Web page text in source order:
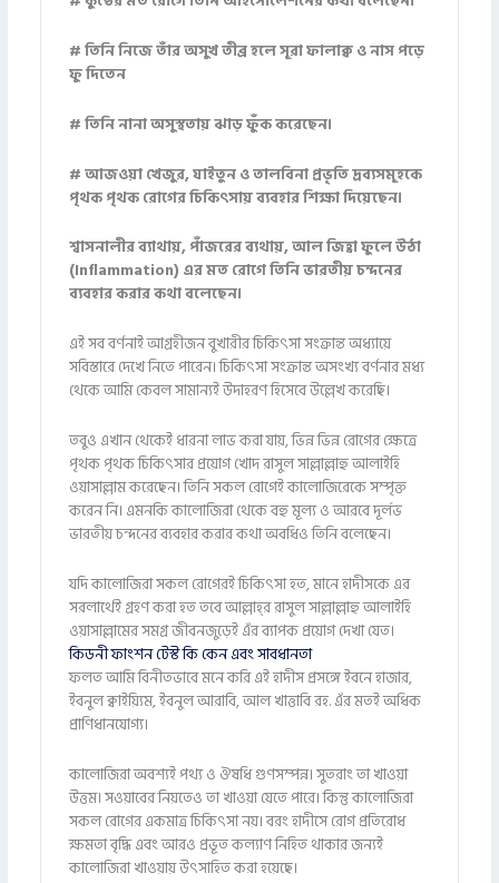
# তিনি নিজে তাঁর অসুখ তীব্র হলে সূরা ফালাক্ব ও নাস পড়ে
ফু দিতেন
# তিনি নানা অসুস্থতায় ঝাড় ফুঁক করেছেন।
# আজওয়া খেজুর, যাইতুন ও তালবিনা প্রভৃতি দ্রব্যসমূহকে
পৃথক পৃথক রোগের চিকিৎসায় ব্যবহার শিক্ষা দিয়েছেন।
শ্বাসনালীর ব্যাথায়, পাঁজরের ব্যথায়, আল জিহ্বা ফুলে উঠা
(Inflammation) এর মত রোগে তিনি ভারতীয় চন্দনের
ব্যবহার করার কথা বলেছেন।
এই সব বর্ণনাই আগ্রহীজন বুখারীর চিকিৎসা সংক্রান্ত অধ্যায়ে
সবিস্তারে দেখে নিতে পারেন। চিকিৎসা সংক্রান্ত অসংখ্য বর্ণনার মধ্য
থেকে আমি কেবল সামান্যই উদাহরণ হিসেবে উল্লেখ করেছি।
তবুও এখান থেকেই ধারনা লাভ করা যায়, ভিন্ন ভিন্ন রোগের ক্ষেত্রে
পৃথক পৃথক চিকিৎসার প্রয়োগ খোদ রাসুল সাল্লাল্লাহু আলাইহি
ওয়াসাল্লাম করেছেন। তিনি সকল রোগেই কালোজিরেকে সম্পৃক্ত
করেন নি। এমনকি কালোজিরা থেকে বহু মূল্য ও আরবে দূর্লভ
ভারতীয় চন্দনের ব্যবহার করার কথা অবধিও তিনি বলেছেন।
যদি কালোজিরা সকল রোগেরই চিকিৎসা হত, মানে হাদীসকে এর
সরলার্থেই গ্রহণ করা হত তবে আল্লাহ্‌র রাসুল সাল্লাল্লাহু আলাইহি
ওয়াসাল্লামের সমগ্র জীবনজুড়েই এঁর ব্যাপক প্রয়োগ দেখা যেত।
কিডনী ফাংশন টেস্ট কি কেন এবং সাবধানতা
ফলত আমি বিনীতভাবে মনে করি এই হাদীস প্রসঙ্গে ইবনে হাজার,
ইবনুল ক্বাইয়্যিম, ইবনুল আরাবি, আল খাত্তাবি রহ. এঁর মতই অধিক
প্রাণিধানযোগ্য।
কালোজিরা অবশ্যই পথ্য ও ঔষধি গুণসম্পন্ন। সুতরাং তা খাওয়া
উত্তম। সওয়াবের নিয়তেও তা খাওয়া যেতে পারে। কিন্তু কালোজিরা
সকল রোগের একমাত্র চিকিৎসা নয়। বরং হাদীসে রোগ প্রতিরোধ
ক্ষমতা বৃদ্ধি এবং আরও প্রভূত কল্যাণ নিহিত থাকার জন্যই
কালোজিরা খাওয়ায় উৎসাহিত করা হয়েছে।